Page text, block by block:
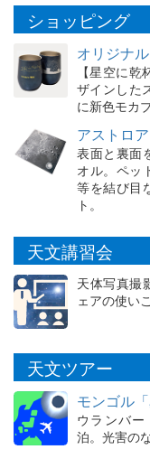
ショッピング
オリジナ
【星空に
ザインした
に新色モカ
アストロ
表面と裏面
オル。ペッ
等を結び目
ト。
天文講習会
天体写真撮
ェアの使い
天文ツアー
モンゴル
ウランバ
泊。光害の